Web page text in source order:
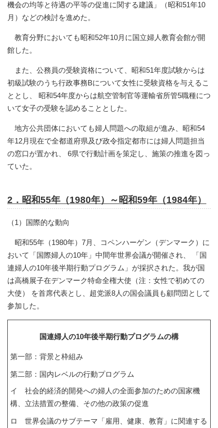
機会の均等と待遇の平等の促進に関する建議」（昭和51年10
月）などの検討を進めた。
教育分野においても昭和52年10月に国立婦人教育会館が開
館した。
また、公務員の受験資格について、昭和51年度試験からは
初級試験のうち行政事務Bについて女性に受験資格を与えるこ
ととし、 昭和54年度からは航空管制官等運輸省所管5職種につ
いて女子の受験を認めることとした。
地方公共団体においても婦人問題への取組が進み、昭和54
年12月現在で全都道府県及び政令指定都市には婦人問題担当
の窓口が置かれ、 6県で行動計画を策定し、施策の推進を図っ
ていた。
2．昭和55年（1980年）～昭和59年（1984年）
（1）国際的な動向
昭和55年（1980年）7月、コペンハーゲン（デンマーク）に
おいて「国際婦人の10年」中間年世界会議が開催され、 「国
連婦人の10年後半期行動プログラム」が採択された。我が国
は高橋展子在デンマーク特命全権大使（注：女性で初めての
大使） を首席代表とし、超党派8人の国会議員も顧問団として
参加した。
国連婦人の10年後半期行動プログラムの構
第一部：背景と枠組み
第二部：国内レベルの行動プログラム
イ 社会的経済的開発への婦人の全面参加のための国家機
構、立法措置の整備、その他の政策の促進
ロ 世界会議のサブテーマ「雇用、健康、教育」に関連する